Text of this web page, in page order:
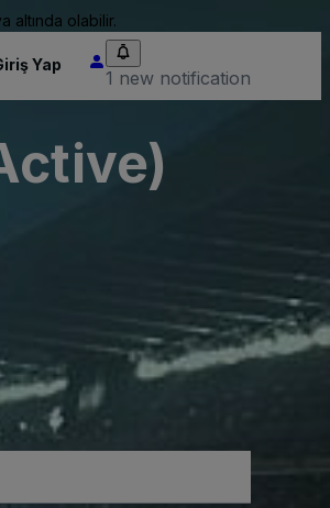
altında olabilir.
Yap
1 new notification